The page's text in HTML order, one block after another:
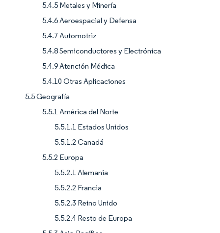
5.4.5 Metales y Minería
5.4.6 Aeroespacial y Defensa
5.4.7 Automotriz
5.4.8 Semiconductores y Electrónica
5.4.9 Atención Médica
5.4.10 Otras Aplicaciones
5.5 Geografía
5.5.1 América del Norte
5.5.1.1 Estados Unidos
5.5.1.2 Canadá
5.5.2 Europa
5.5.2.1 Alemania
5.5.2.2 Francia
5.5.2.3 Reino Unido
5.5.2.4 Resto de Europa